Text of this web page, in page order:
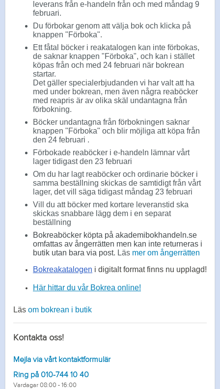
leverans från e-handeln från och med måndag 9
februari.
Du förbokar genom att välja bok och klicka på
knappen "Förboka".
Ett fåtal böcker i reakatalogen kan inte förbokas,
de saknar knappen "Förboka", och kan i stället
köpas från och med 24 februari när bokrean
startar.
Det gäller specialerbjudanden vi har valt att ha
med under bokrean, men även några reaböcker
med reapris är av olika skäl undantagna från
förbokning.
Böcker undantagna från förbokningen saknar
knappen "Förboka" och blir möjliga att köpa från
den 24 februari .
Förbokade reaböcker i e-handeln lämnar vårt
lager tidigast den 23 februari
Om du har lagt reaböcker och ordinarie böcker i
samma beställning skickas de samtidigt från vårt
lager, det vill säga tidigast måndag 23 februari
Vill du att böcker med kortare leveranstid ska
skickas snabbare lägg dem i en separat
beställning
Bokreaböcker köpta på akademibokhandeln.se
omfattas av ångerrätten men kan inte returneras i
butik utan bara via post. Läs mer om ångerrätten
Bokreakatalogen i digitalt format finns nu upplagd!
Här hittar du vår Bokrea online!
Läs om bokrean i butik
Kontakta oss!
Mejla via vårt kontaktformulär
Ring på 010-744 10 40
Vardagar 08:00 - 16:00